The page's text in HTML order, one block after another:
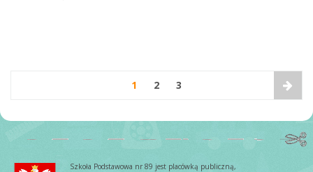
1 2 3
Szkoła Podstawowa nr 89 jest placówką publiczną,